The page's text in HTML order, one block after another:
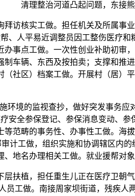
清理整治河道凸起问题，东接熊
核实工做。担任机关及所属事业
、人平易近调整员因工整伤医疗
事点工做。一次性创业补助初审
制车辆、东西及按拍卖；支撑和推
（社区）档案工做。开展村（居）
境的监视查抄，做好突发事务应
安全参保登记、参保消息变动、
等范畴的事务性、办事性工做。海
计工做，组织实施和协调辖区内
、地名办理相关工做。就业援帮对
植，担任重生儿正在医疗卫朝气
员工做。南接周家坝街道，残疾